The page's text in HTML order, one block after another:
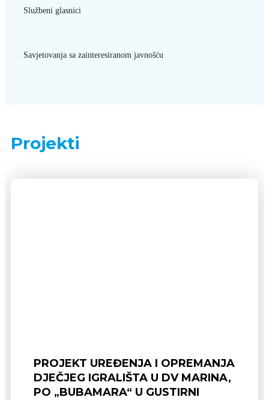
Službeni glasnici
Savjetovanja sa zainteresiranom javnošću
Projekti
PROJEKT UREĐENJA I OPREMANJA
DJEČJEG IGRALIŠTA U DV MARINA,
PO „BUBAMARA“ U GUSTIRNI